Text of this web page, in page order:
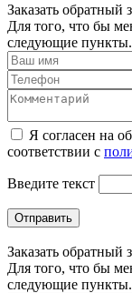
Заказать обратный
Для того, что бы
следующие пункты.
Я согласен на
соответствии с
Введите текст
Отправить
Заказать обратный
Для того, что бы
следующие пункты.